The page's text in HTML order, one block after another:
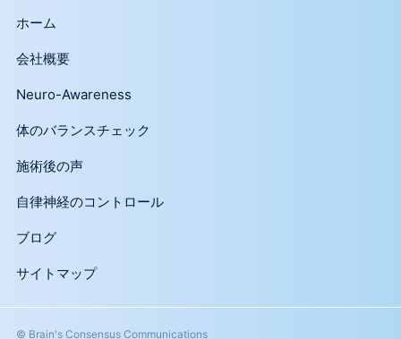
ホーム
会社概要
Neuro-Awareness
体のバランスチェック
施術後の声
自律神経のコントロール
ブログ
サイトマップ
© Brain's Consensus Communications